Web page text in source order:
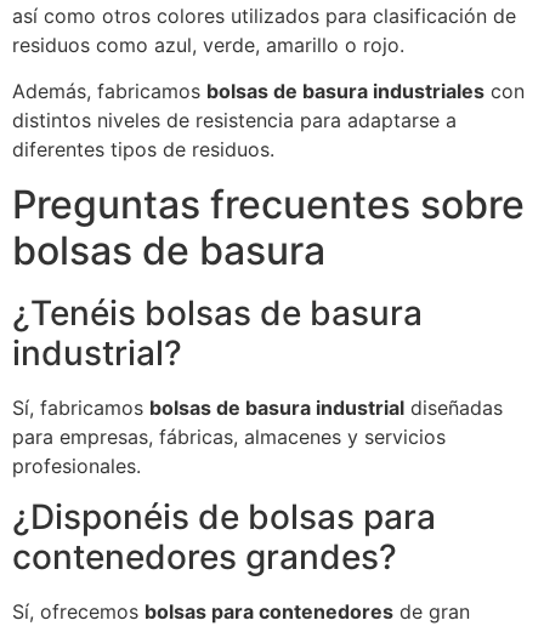
así como otros colores utilizados para clasificación de
residuos como azul, verde, amarillo o rojo.
Además, fabricamos bolsas de basura industriales con
distintos niveles de resistencia para adaptarse a
diferentes tipos de residuos.
Preguntas frecuentes sobre
bolsas de basura
¿Tenéis bolsas de basura
industrial?
Sí, fabricamos bolsas de basura industrial diseñadas
para empresas, fábricas, almacenes y servicios
profesionales.
¿Disponéis de bolsas para
contenedores grandes?
Sí, ofrecemos bolsas para contenedores de gran